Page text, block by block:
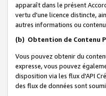
apparaît dans le présent
vertu d'une licence distincte,
autres informations ou
(b) Obtention de Contenu
Vous pouvez obtenir du
expresse, vous pouvez
disposition via les flux d'API
des flux de données sont